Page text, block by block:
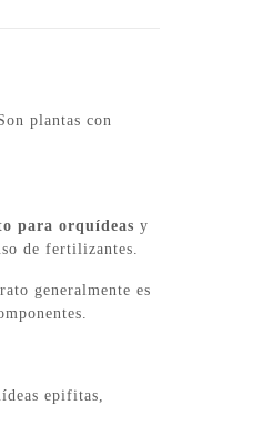
plantas con
para orquídeas y
de fertilizantes.
generalmente es
epifitas,